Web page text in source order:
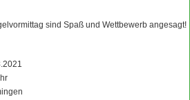
sind Spaß und Wettbewerb angesagt!